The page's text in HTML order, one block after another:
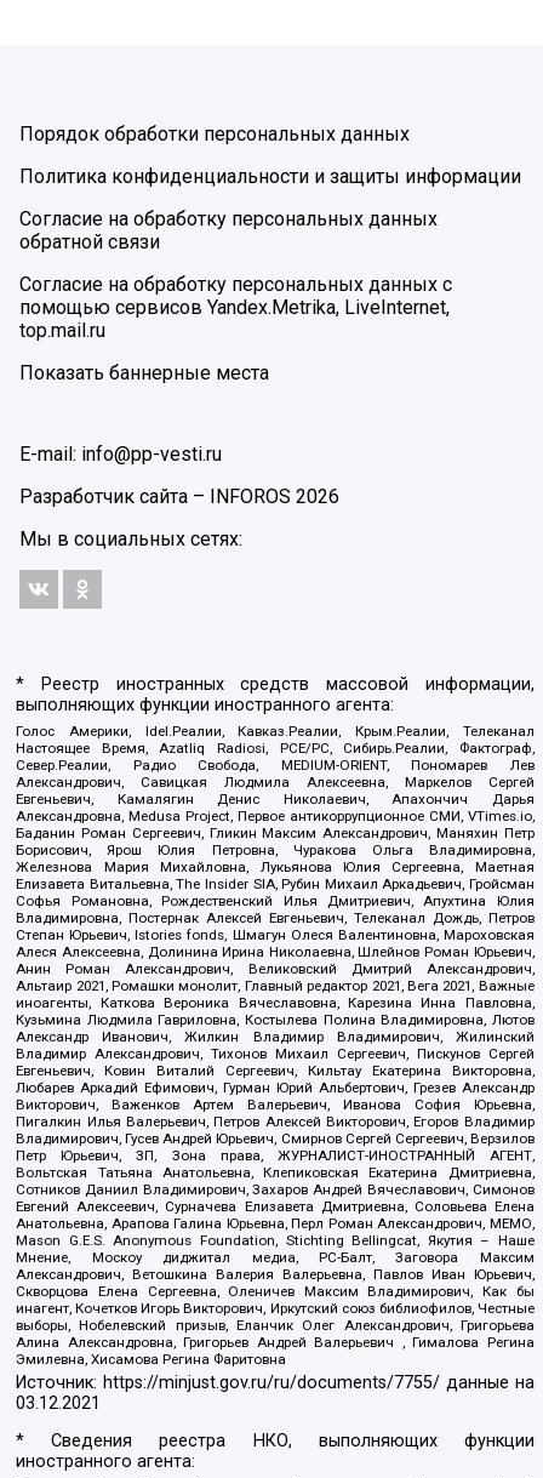
Порядок обработки персональных данных
Политика конфиденциальности и защиты информации
Согласие на обработку персональных данных
обратной связи
Согласие на обработку персональных данных с
помощью сервисов Yandex.Metrika, LiveInternet,
top.mail.ru
Показать баннерные места
E-mail: info@pp-vesti.ru
Разработчик сайта –
INFOROS 2026
Мы в социальных сетях:
* Реестр иностранных средств массовой информации,
выполняющих функции иностранного агента:
Голос Америки, Idel.Реалии, Кавказ.Реалии, Крым.Реалии, Телеканал
Настоящее Время, Azatliq Radiosi, PCE/PC, Сибирь.Реалии, Фактограф,
Север.Реалии, Радио Свобода, MEDIUM-ORIENT, Пономарев Лев
Александрович, Савицкая Людмила Алексеевна, Маркелов Сергей
Евгеньевич, Камалягин Денис Николаевич, Апахончич Дарья
Александровна, Medusa Project, Первое антикоррупционное СМИ, VTimes.io,
Баданин Роман Сергеевич, Гликин Максим Александрович, Маняхин Петр
Борисович, Ярош Юлия Петровна, Чуракова Ольга Владимировна,
Железнова Мария Михайловна, Лукьянова Юлия Сергеевна, Маетная
Елизавета Витальевна, The Insider SIA, Рубин Михаил Аркадьевич, Гройсман
Софья Романовна, Рождественский Илья Дмитриевич, Апухтина Юлия
Владимировна, Постернак Алексей Евгеньевич, Телеканал Дождь, Петров
Степан Юрьевич, Istories fonds, Шмагун Олеся Валентиновна, Мароховская
Алеся Алексеевна, Долинина Ирина Николаевна, Шлейнов Роман Юрьевич,
Анин Роман Александрович, Великовский Дмитрий Александрович,
Альтаир 2021, Ромашки монолит, Главный редактор 2021, Вега 2021, Важные
иноагенты, Каткова Вероника Вячеславовна, Карезина Инна Павловна,
Кузьмина Людмила Гавриловна, Костылева Полина Владимировна, Лютов
Александр Иванович, Жилкин Владимир Владимирович, Жилинский
Владимир Александрович, Тихонов Михаил Сергеевич, Пискунов Сергей
Евгеньевич, Ковин Виталий Сергеевич, Кильтау Екатерина Викторовна,
Любарев Аркадий Ефимович, Гурман Юрий Альбертович, Грезев Александр
Викторович, Важенков Артем Валерьевич, Иванова София Юрьевна,
Пигалкин Илья Валерьевич, Петров Алексей Викторович, Егоров Владимир
Владимирович, Гусев Андрей Юрьевич, Смирнов Сергей Сергеевич, Верзилов
Петр Юрьевич, ЗП, Зона права, ЖУРНАЛИСТ-ИНОСТРАННЫЙ АГЕНТ,
Вольтская Татьяна Анатольевна, Клепиковская Екатерина Дмитриевна,
Сотников Даниил Владимирович, Захаров Андрей Вячеславович, Симонов
Евгений Алексеевич, Сурначева Елизавета Дмитриевна, Соловьева Елена
Анатольевна, Арапова Галина Юрьевна, Перл Роман Александрович, МЕМО,
Mason G.E.S. Anonymous Foundation, Stichting Bellingcat, Якутия – Наше
Мнение, Москоу диджитал медиа, РС-Балт, Заговора Максим
Александрович, Ветошкина Валерия Валерьевна, Павлов Иван Юрьевич,
Скворцова Елена Сергеевна, Оленичев Максим Владимирович, Как бы
инагент, Кочетков Игорь Викторович, Иркутский союз библиофилов, Честные
выборы, Нобелевский призыв, Еланчик Олег Александрович, Григорьева
Алина Александровна, Григорьев Андрей Валерьевич , Гималова Регина
Эмилевна, Хисамова Регина Фаритовна
Источник: https://minjust.gov.ru/ru/documents/7755/ данные на
03.12.2021
* Сведения реестра НКО, выполняющих функции
иностранного агента: